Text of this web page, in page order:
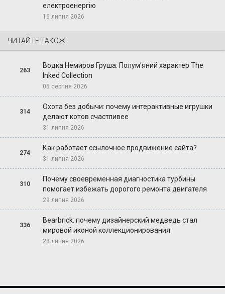
електроенергію
16 липня 2026
ЧИТАЙТЕ ТАКОЖ
263
Водка Немиров Груша: Полум'яний характер The
Inked Collection
05 серпня 2026
314
Охота без добычи: почему интерактивные игрушки
делают котов счастливее
31 липня 2026
274
Как работает ссылочное продвижение сайта?
31 липня 2026
310
Почему своевременная диагностика турбины
помогает избежать дорогого ремонта двигателя
29 липня 2026
336
Bearbrick: почему дизайнерский медведь стал
мировой иконой коллекционирования
28 липня 2026